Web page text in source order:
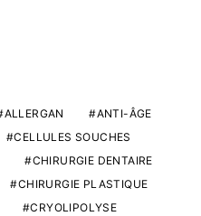
ALLERGAN
ANTI-ÂGE
CELLULES SOUCHES
CHIRURGIE DENTAIRE
CHIRURGIE PLASTIQUE
CRYOLIPOLYSE